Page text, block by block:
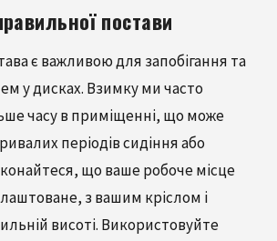
постави
є важливою для запобігання та
у дисках. Взимку ми часто
часу в приміщенні, що може
періодів сидіння або
що ваше робоче місце
з вашим кріслом і
висоті. Використовуйте